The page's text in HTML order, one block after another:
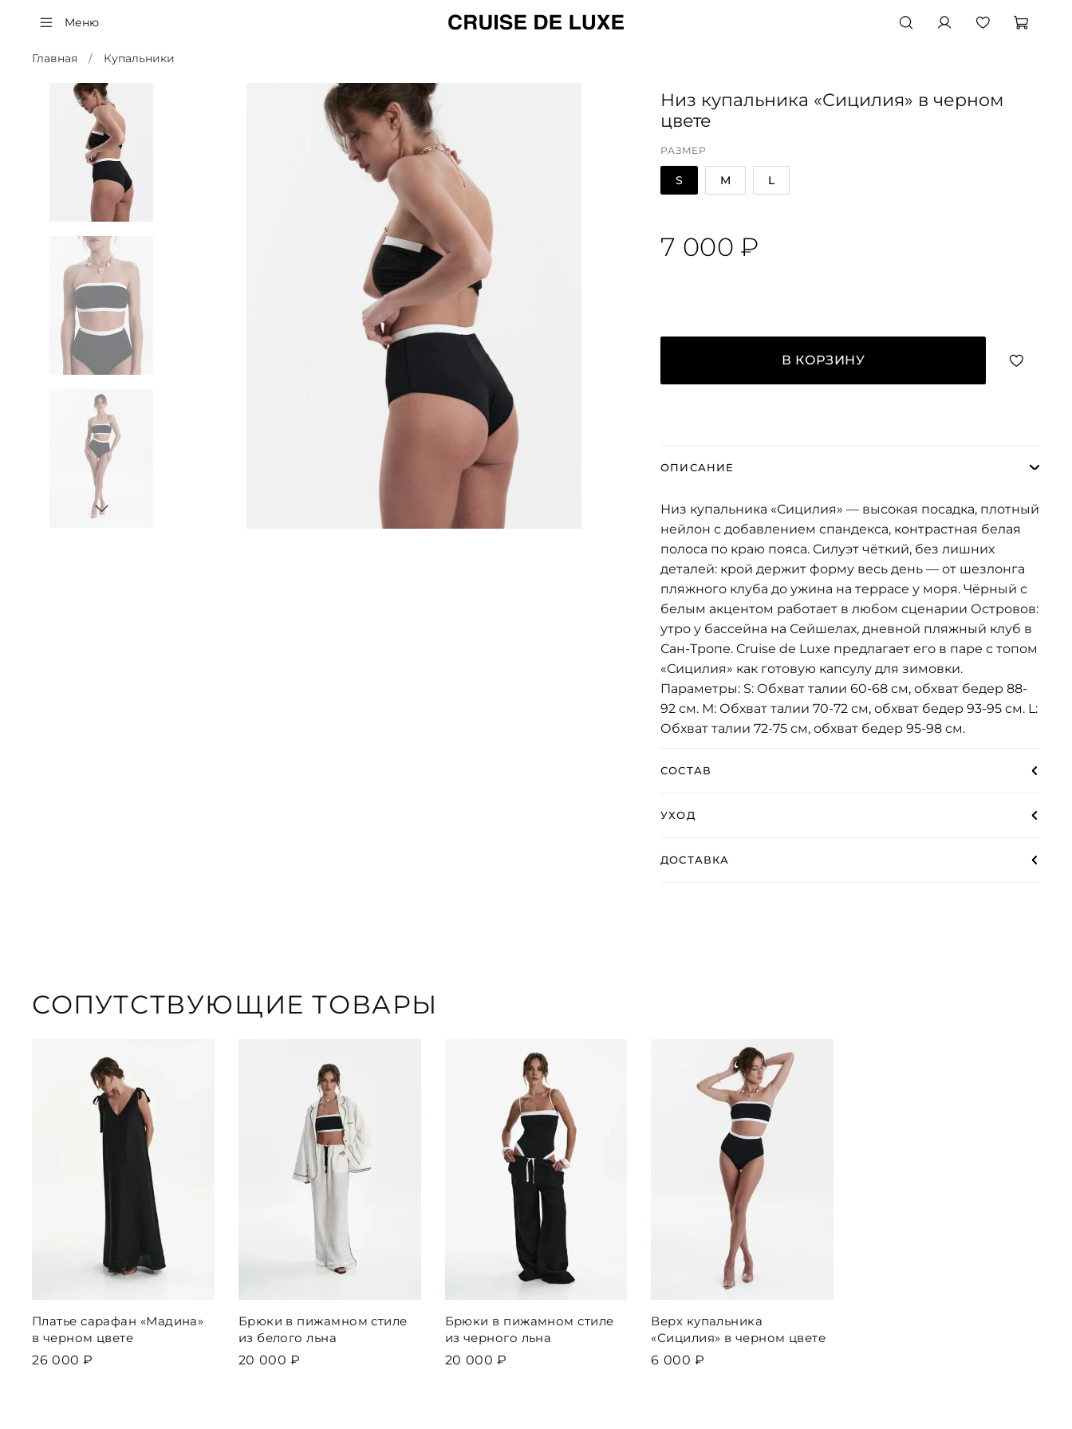
Меню
Главная Купальники
Низ купальника «Сицилия» в черном
цвете
РАЗМЕР
S M L
7 000 ₽
В КОРЗИНУ
ОПИСАНИЕ
Низ купальника «Сицилия» — высокая посадка, плотный
нейлон с добавлением спандекса, контрастная белая
полоса по краю пояса. Силуэт чёткий, без лишних
деталей: крой держит форму весь день — от шезлонга
пляжного клуба до ужина на террасе у моря. Чёрный с
белым акцентом работает в любом сценарии Островов:
утро у бассейна на Сейшелах, дневной пляжный клуб в
Сан-Тропе. Cruise de Luxe предлагает его в паре с топом
«Сицилия» как готовую капсулу для зимовки.
Параметры: S: Обхват талии 60-68 см, обхват бедер 88-
92 см. М: Обхват талии 70-72 см, обхват бедер 93-95 см. L:
Обхват талии 72-75 см, обхват бедер 95-98 см.
СОСТАВ
УХОД
ДОСТАВКА
СОПУТСТВУЮЩИЕ ТОВАРЫ
Платье сарафан «Мадина»
в черном цвете
26 000 ₽
Брюки в пижамном стиле
из белого льна
20 000 ₽
Брюки в пижамном стиле
из черного льна
20 000 ₽
Верх купальника
«Сицилия» в черном цвете
6 000 ₽